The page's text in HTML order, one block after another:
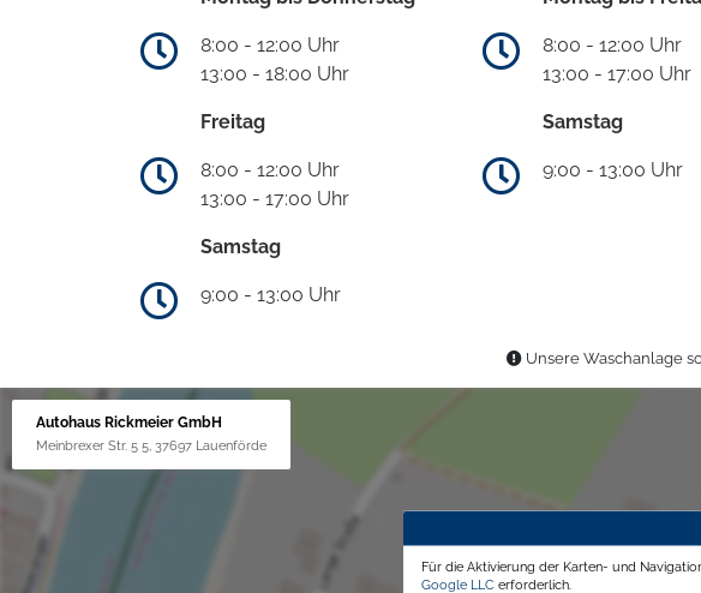
8:00 - 12:00 Uhr
13:00 - 18:00 Uhr
Freitag
8:00 - 12:00 Uhr
13:00 - 17:00 Uhr
Samstag
9:00 - 13:00 Uhr
8:00 - 12:00 Uhr
13:00 - 17:00 Uhr
Samstag
9:00 - 13:00 Uhr
Unsere Waschanlage
Autohaus Rickmeier GmbH
Meinbrexer Str. 5 5, 37697 Lauenförde
Für die Aktivierung der Karten- und
Google LLC erforderlich.